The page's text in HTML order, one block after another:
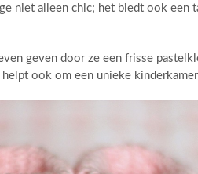
niet alleen chic; het biedt ook een
geven door ze een frisse
ook om een unieke